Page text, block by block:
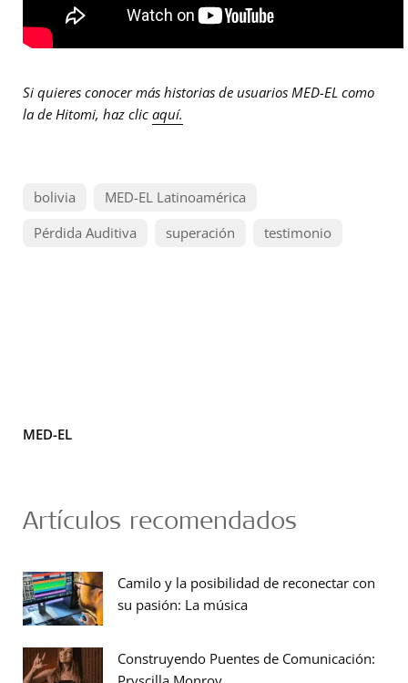
Si quieres conocer más historias de usuarios MED-EL como
la de Hitomi, haz clic aquí.
bolivia
MED-EL Latinoamérica
Pérdida Auditiva
superación testimonio
MED-EL
Artículos recomendados
Camilo y la posibilidad de reconectar con
su pasión: La música
Construyendo Puentes de Comunicación: